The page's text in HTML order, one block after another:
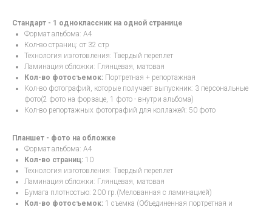
Стандарт - 1 одноклассник на одной странице
Формат альбома: А4
Кол-во страниц: от 32 стр
Технология изготовления: Твердый переплет
Ламинация обложки: Глянцевая, матовая
Кол-во фотосъемок: Портретная + репортажная
Кол-во фотографий, которые получает выпускник: 3 персональные
фото(2 фото на форзаце, 1 фото - внутри альбома)
Кол-во репортажных фотографий для коллажей: 50 фото
Планшет - фото на обложке
Формат альбома: А4
Кол-во страниц: 10
Технология изготовления: Твердый переплет
Ламинация обложки: Глянцевая, матовая
Бумага плотностью: 200 гр.(Мелованная с ламинацией)
Кол-во фотосъемок: 1 съемка (Объединенная портретная и